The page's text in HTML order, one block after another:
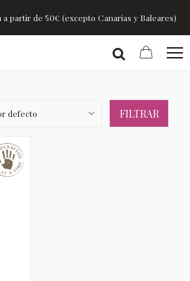
a partir de 50€ (excepto Canarias y Baleares)
FILTRAR